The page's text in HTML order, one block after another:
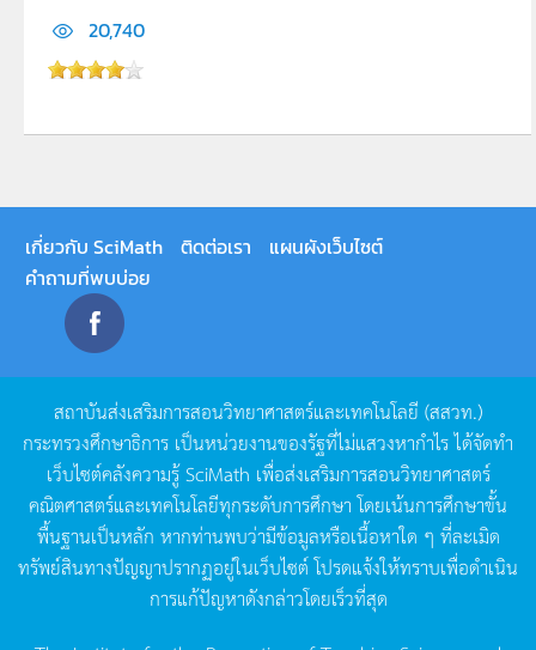
20,740
เกี่ยวกับ SciMath ติดต่อเรา
แผนผังเว็บไซต์
คำถามที่พบบ่อย
สถาบันส่งเสริมการสอนวิทยาศาสตร์และเทคโนโลยี (สสวท.)
กระทรวงศึกษาธิการ เป็นหน่วยงานของรัฐที่ไม่แสวงหากำไรได้จัดทำ
เว็บไซต์คลังความรู้SciMath เพื่อส่งเสริมการสอนวิทยาศาสตร์
คณิตศาสตร์และเทคโนโลยีทุกระดับการศึกษา โดยเน้นการศึกษาขั้น
พื้นฐานเป็นหลัก หากท่านพบว่ามีข้อมูลหรือเนื้อหาใด ๆ ที่ละเมิด
ทรัพย์สินทางปัญญาปรากฏอยู่ในเว็บไซต์โปรดแจ้งให้ทราบเพื่อดำเนิน
การแก้ปัญหาดังกล่าวโดยเร็วที่สุด